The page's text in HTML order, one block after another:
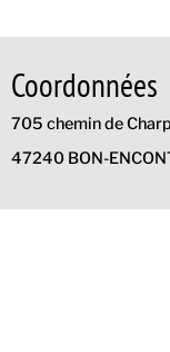
Coordonnées
705 chemin de
47240 BON-